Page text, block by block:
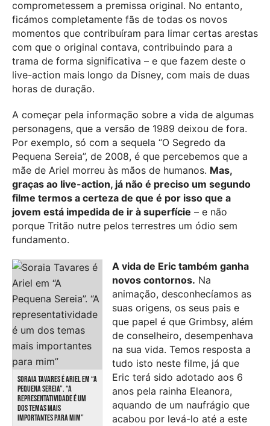
comprometessem a premissa original. No entanto,
ficámos completamente fãs de todas os novos
momentos que contribuíram para limar certas arestas
com que o original contava, contribuindo para a
trama de forma significativa – e que fazem deste o
live-action mais longo da Disney, com mais de duas
horas de duração.
A começar pela informação sobre a vida de algumas
personagens, que a versão de 1989 deixou de fora.
Por exemplo, só com a sequela “O Segredo da
Pequena Sereia”, de 2008, é que percebemos que a
mãe de Ariel morreu às mãos de humanos. Mas,
graças ao live-action, já não é preciso um segundo
filme termos a certeza de que é por isso que a
jovem está impedida de ir à superfície – e não
porque Tritão nutre pelos terrestres um ódio sem
fundamento.
SORAIA TAVARES É ARIEL EM “A
PEQUENA SEREIA”. “A
REPRESENTATIVIDADE É UM
DOS TEMAS MAIS
IMPORTANTES PARA MIM”
A vida de Eric também ganha
novos contornos. Na
animação, desconhecíamos as
suas origens, os seus pais e
que papel é que Grimbsy, além
de conselheiro, desempenhava
na sua vida. Temos resposta a
tudo isto neste filme, já que
Eric terá sido adotado aos 6
anos pela rainha Eleanora,
aquando de um naufrágio que
acabou por levá-lo até a este